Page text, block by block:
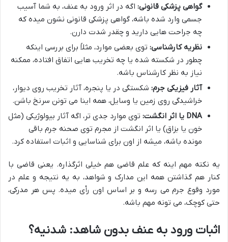
گواهی پزشکی قانونی: اگه در اثر ورود به عنف، به شما آسیب
جسمی وارد شده باشه، گواهی پزشکی قانونی نشون میده که
چه جراحت هایی دارید و چقدر شدت دارن.
نظریه کارشناسی: توی بعضی موارد، مثلاً برای بررسی اینکه
چطور در شکسته شده یا چه تخریب هایی اتفاق افتاده، ممکنه
نیاز به نظر کارشناس باشه.
آثار فیزیکی جرم: شکستگی در یا پنجره، آثار تخریب روی دیوار،
خراشیدگی روی زمین یا وسایل، همه اینا می تونن سرنخ باشن.
DNA یا اثر انگشت:
توی موارد جدی تر، اگه آثار بیولوژیکی (مثل
خون یا بزاق) یا اثر انگشت از مجرم توی صحنه جرم باقی
مونده باشه، میشه از اون برای شناسایی و اثبات استفاده کرد.
یه نکته مهم اینه که علم قاضی هم خیلی اثرگذاره. یعنی قاضی با
کنار هم گذاشتن همه این مدارک و شواهد، به یه نتیجه و علم در
مورد وقوع جرم می رسه و بر اساس اون رأی میده. پس هر مدرکی،
حتی کوچک، می تونه مهم باشه.
اثبات ورود به عنف بدون شاهد: شدنیه؟